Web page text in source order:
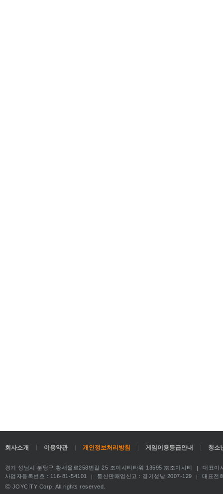
회사소개 이용약관 개인정보처리방침 게임이용등급안내 청소
경기 성남시 분당구 황새울로258번길 25 조이시티타워 13595 ㈜조이시티
대표이
사업자등록번호 : 116-81-54101
통신판매업신고 : 경기성남 2007-129
대표전
ⓒ JOYCITY Corp. All rights reserved.